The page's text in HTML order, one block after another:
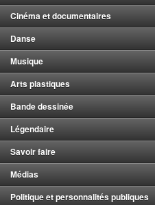
Cinéma et documentaires
Danse
Musique
Arts plastiques
Bande dessinée
Légendaire
Savoir faire
Médias
Politique et personnalités publiques